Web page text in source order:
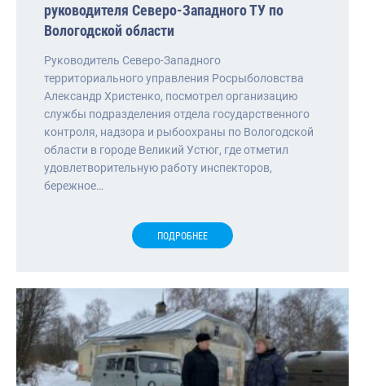
руководителя Северо-Западного ТУ по
Вологодской области
Руководитель Северо-Западного
территориального управления Росрыболовства
Александр Христенко, посмотрел организацию
службы подразделения отдела государственного
контроля, надзора и рыбоохраны по Вологодской
области в городе Великий Устюг, где отметил
удовлетворительную работу инспекторов,
бережное…
ПОДРОБНЕЕ